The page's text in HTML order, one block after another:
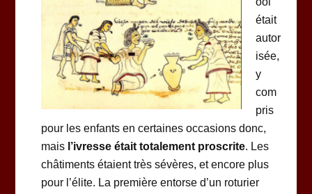
était
autor
isée,
y
com
pris
pour les enfants en certaines occasions donc,
mais l’ivresse était totalement proscrite. Les
châtiments étaient très sévères, et encore plus
pour l’élite. La première entorse d’un roturier